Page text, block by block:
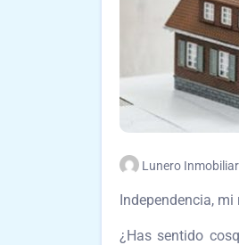
Lunero
Independencia, mi
¿Has sentido